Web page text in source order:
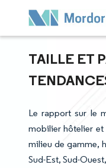
TAILLE ET
Le rapport sur le
mobilier hôtelier et
milieu de gamme,
Sud-Est, Sud-